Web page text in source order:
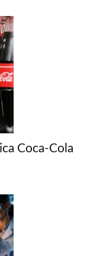
Coca-Cola